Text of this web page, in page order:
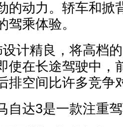
的动力。轿车和掀
驾乘体验。
精良，将高档的
使在长途驾驶中，
排空间比许多竞争
达3是一款注重驾